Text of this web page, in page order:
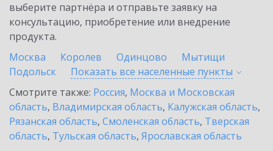
выберите партнёра и отправьте заявку на
консультацию, приобретение или внедрение
продукта.
Москва
Королев Одинцово
Мытищи
Подольск
Показать все населенные пункты
Смотрите также: Россия, Москва и Московская
область, Владимирская область, Калужская область,
Рязанская область, Смоленская область, Тверская
область, Тульская область, Ярославская область